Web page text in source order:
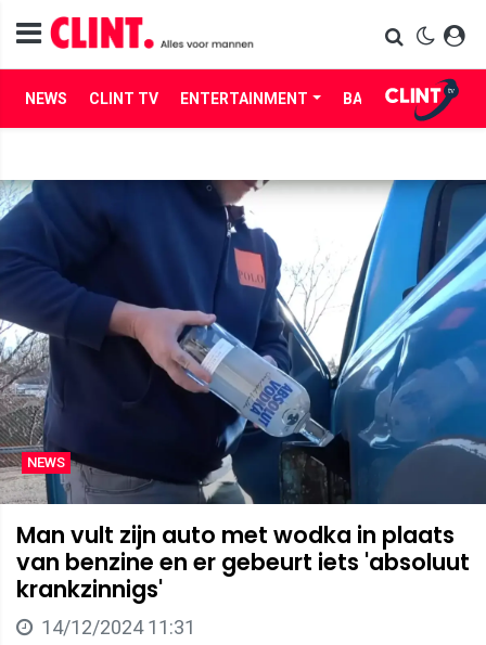
NEWS CLINT TV ENTERTAINMENT BABES LIFE
NEWS
Man vult zijn auto met wodka in plaats
van benzine en er gebeurt iets 'absoluut
krankzinnigs'
14/12/2024 11:31